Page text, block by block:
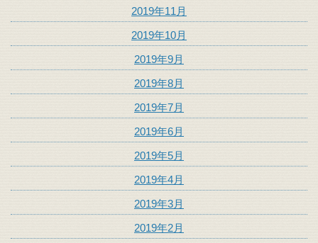
2019年11月
2019年10月
2019年9月
2019年8月
2019年7月
2019年6月
2019年5月
2019年4月
2019年3月
2019年2月